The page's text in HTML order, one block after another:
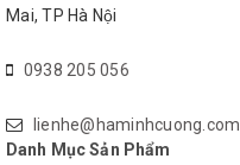
Mai, TP Hà Nội
0938 205 056
lienhe@haminhcuong.com
Danh Mục Sản Phẩm